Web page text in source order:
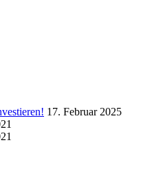
17. Februar 2025